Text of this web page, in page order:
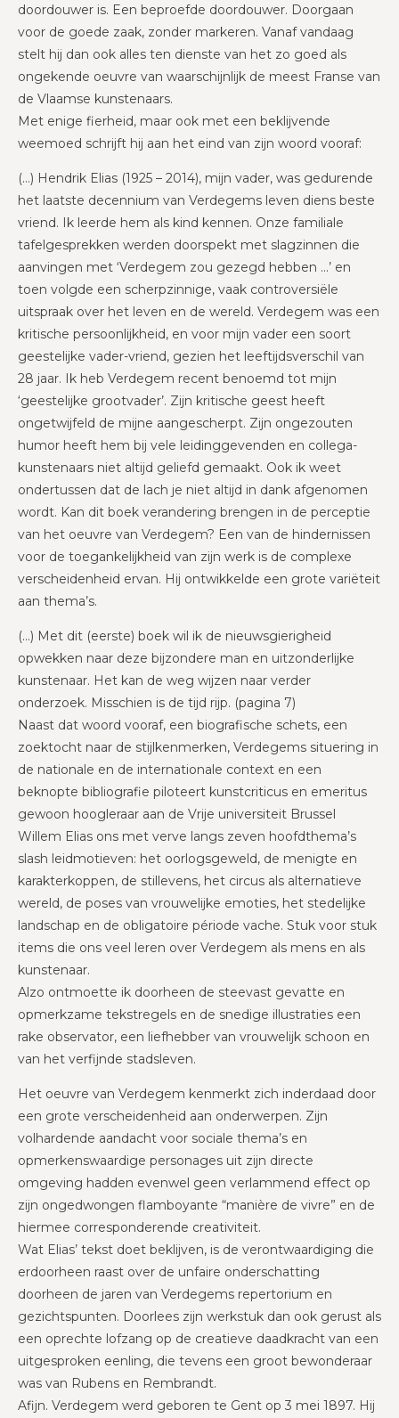
doordouwer is. Een beproefde doordouwer. Doorgaan
voor de goede zaak, zonder markeren. Vanaf vandaag
stelt hij dan ook alles ten dienste van het zo goed als
ongekende oeuvre van waarschijnlijk de meest Franse van
de Vlaamse kunstenaars.
Met enige fierheid, maar ook met een beklijvende
weemoed schrijft hij aan het eind van zijn woord vooraf:
(…) Hendrik Elias (1925 – 2014), mijn vader, was gedurende
het laatste decennium van Verdegems leven diens beste
vriend. Ik leerde hem als kind kennen. Onze familiale
tafelgesprekken werden doorspekt met slagzinnen die
aanvingen met ‘Verdegem zou gezegd hebben …’ en
toen volgde een scherpzinnige, vaak controversiële
uitspraak over het leven en de wereld. Verdegem was een
kritische persoonlijkheid, en voor mijn vader een soort
geestelijke vader-vriend, gezien het leeftijdsverschil van
28 jaar. Ik heb Verdegem recent benoemd tot mijn
‘geestelijke grootvader’. Zijn kritische geest heeft
ongetwijfeld de mijne aangescherpt. Zijn ongezouten
humor heeft hem bij vele leidinggevenden en collega-
kunstenaars niet altijd geliefd gemaakt. Ook ik weet
ondertussen dat de lach je niet altijd in dank afgenomen
wordt. Kan dit boek verandering brengen in de perceptie
van het oeuvre van Verdegem? Een van de hindernissen
voor de toegankelijkheid van zijn werk is de complexe
verscheidenheid ervan. Hij ontwikkelde een grote variëteit
aan thema’s.
(…) Met dit (eerste) boek wil ik de nieuwsgierigheid
opwekken naar deze bijzondere man en uitzonderlijke
kunstenaar. Het kan de weg wijzen naar verder
onderzoek. Misschien is de tijd rijp. (pagina 7)
Naast dat woord vooraf, een biografische schets, een
zoektocht naar de stijlkenmerken, Verdegems situering in
de nationale en de internationale context en een
beknopte bibliografie piloteert kunstcriticus en emeritus
gewoon hoogleraar aan de Vrije universiteit Brussel
Willem Elias ons met verve langs zeven hoofdthema’s
slash leidmotieven: het oorlogsgeweld, de menigte en
karakterkoppen, de stillevens, het circus als alternatieve
wereld, de poses van vrouwelijke emoties, het stedelijke
landschap en de obligatoire période vache. Stuk voor stuk
items die ons veel leren over Verdegem als mens en als
kunstenaar.
Alzo ontmoette ik doorheen de steevast gevatte en
opmerkzame tekstregels en de snedige illustraties een
rake observator, een liefhebber van vrouwelijk schoon en
van het verfijnde stadsleven.
Het oeuvre van Verdegem kenmerkt zich inderdaad door
een grote verscheidenheid aan onderwerpen. Zijn
volhardende aandacht voor sociale thema’s en
opmerkenswaardige personages uit zijn directe
omgeving hadden evenwel geen verlammend effect op
zijn ongedwongen flamboyante “manière de vivre” en de
hiermee corresponderende creativiteit.
Wat Elias’ tekst doet beklijven, is de verontwaardiging die
erdoorheen raast over de unfaire onderschatting
doorheen de jaren van Verdegems repertorium en
gezichtspunten. Doorlees zijn werkstuk dan ook gerust als
een oprechte lofzang op de creatieve daadkracht van een
uitgesproken eenling, die tevens een groot bewonderaar
was van Rubens en Rembrandt.
Afijn. Verdegem werd geboren te Gent op 3 mei 1897. Hij